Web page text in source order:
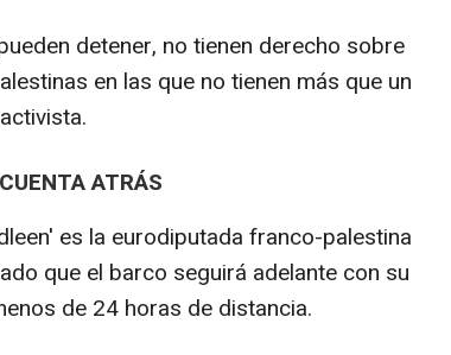
detener, no tienen derecho sobre
en las que no tienen más que un
ATRÁS
es la eurodiputada franco-palestina
que el barco seguirá adelante con su
de 24 horas de distancia.